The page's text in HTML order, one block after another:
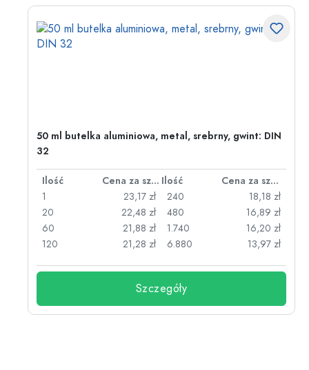
50 ml butelka aluminiowa, metal, srebrny, gwint: DIN
32
Ilość Cena za sztukę Ilość
Cena za sztukę
1
23,17 zł
20
22,48 zł
60
21,88 zł
120
21,28 zł
240
18,18 zł
480
16,89 zł
1.740
16,20 zł
6.880
13,97 zł
Szczegóły